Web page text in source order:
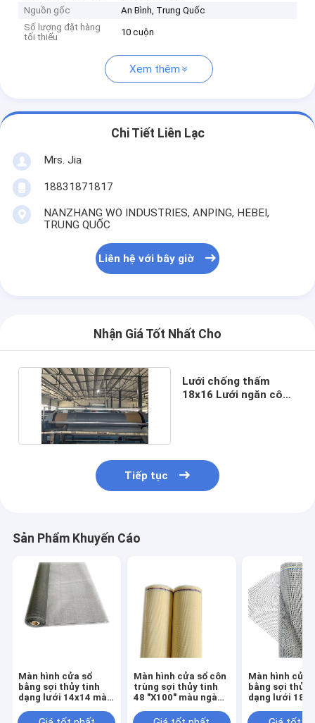
Nguồn gốc
An Bình, Trung Quốc
Số lượng đặt hàng
tối thiểu
10 cuộn
Xem thêm
Chi Tiết Liên Lạc
Mrs. Jia
18831871817
NANZHANG WO INDUSTRIES, ANPING, HEBEI,
TRUNG QUỐC
Liên hệ với bây giờ
Nhận Giá Tốt Nhất Cho
Lưới chống thấm
18x16 Lưới ngăn côn
Tiếp tục
Sản Phẩm Khuyến Cáo
Màn hình cửa sổ
bằng sợi thủy tinh
dạng lưới 14x14 màu
muỗi
Màn hình cửa sổ côn
trùng sợi thủy tinh
48 "X100" màu ngà
vườn
Màn hình cửa
bằng sợi thủy
dạng lưới
lưới chống